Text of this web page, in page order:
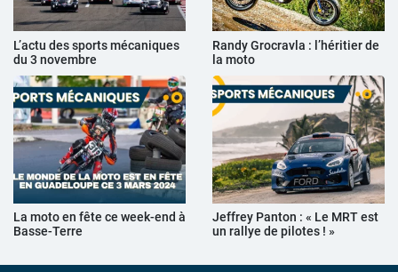
L’actu des sports mécaniques
du 3 novembre
Randy Grocravla : l’héritier de
la moto
La moto en fête ce week-end à
Basse-Terre
Jeffrey Panton : « Le MRT est
un rallye de pilotes ! »